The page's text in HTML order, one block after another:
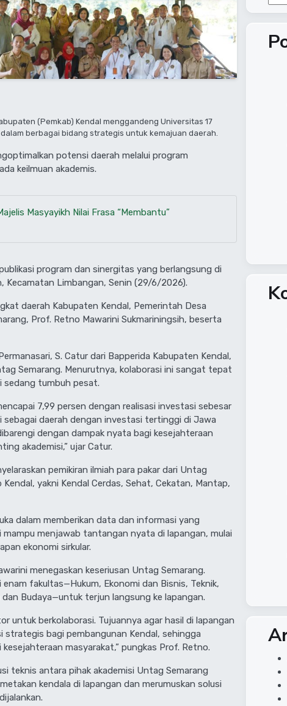
(Pemkab) Kendal menggandeng Universitas 17
berbagai bidang strategis untuk kemajuan daerah.
potensi daerah melalui program
keilmuan akademis.
Masyayikh Nilai Frasa “Membantu”
program dan sinergitas yang berlangsung di
Kecamatan Limbangan, Senin (29/6/2026).
daerah Kabupaten Kendal, Pemerintah Desa
Prof. Retno Mawarini Sukmariningsih, beserta
S. Catur dari Bapperida Kabupaten Kendal,
Semarang. Menurutnya, kolaborasi ini sangat tepat
sedang tumbuh pesat.
7,99 persen dengan realisasi investasi sebesar
sebagai daerah dengan investasi tertinggi di Jawa
dengan dampak nyata bagi kesejahteraan
akademisi,” ujar Catur.
pemikiran ilmiah para pakar dari Untag
yakni Kendal Cerdas, Sehat, Cekatan, Mantap,
dalam memberikan data dan informasi yang
menjawab tantangan nyata di lapangan, mulai
ekonomi sirkular.
menegaskan keseriusan Untag Semarang.
fakultas—Hukum, Ekonomi dan Bisnis, Teknik,
Budaya—untuk terjun langsung ke lapangan.
untuk berkolaborasi. Tujuannya agar hasil di lapangan
bagi pembangunan Kendal, sehingga
masyarakat,” pungkas Prof. Retno.
teknis antara pihak akademisi Untag Semarang
kendala di lapangan dan merumuskan solusi